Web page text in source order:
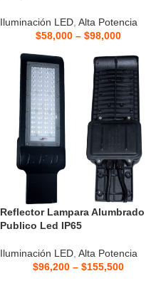
Iluminación LED Alta Potencia
$58,000 – $98,000
Reflector Lampara Alumbrado
Publico Led IP65
Iluminación LED Alta Potencia
$96,200 – $155,500